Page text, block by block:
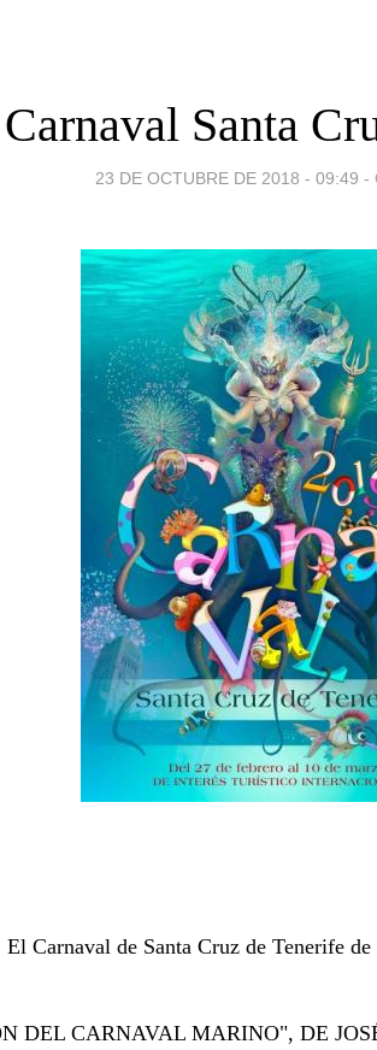
Santa
23 DE OCTUBRE DE 2018 - 09:49 -
El Carnaval de Santa Cruz de Tenerife
DEL CARNAVAL MARINO", DE